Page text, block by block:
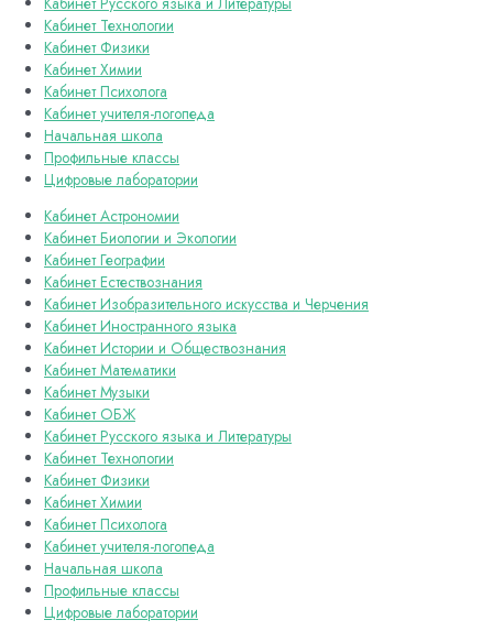
Кабинет Технологии
Кабинет Физики
Кабинет Химии
Кабинет Психолога
Кабинет учителя-логопеда
Начальная школа
Профильные классы
Цифровые лаборатории
Кабинет Астрономии
Кабинет Биологии и Экологии
Кабинет Географии
Кабинет Естествознания
Кабинет Изобразительного искусства и Черчения
Кабинет Иностранного языка
Кабинет Истории и Обществознания
Кабинет Математики
Кабинет Музыки
Кабинет ОБЖ
Кабинет Русского языка и Литературы
Кабинет Технологии
Кабинет Физики
Кабинет Химии
Кабинет Психолога
Кабинет учителя-логопеда
Начальная школа
Профильные классы
Цифровые лаборатории